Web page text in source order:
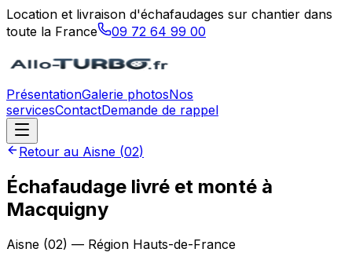
Location et livraison d'échafaudages sur chantier dans
toute la France
09 72 64 99 00
PrésentationGalerie photosNos
servicesContactDemande de rappel
Retour au Aisne (02)
Échafaudage livré et monté à
Macquigny
Aisne (02) — Région Hauts-de-France